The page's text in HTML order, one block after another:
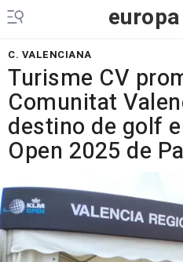
europa
C. VALENCIANA
Turisme CV
Comunitat
destino de golf
Open 2025 de